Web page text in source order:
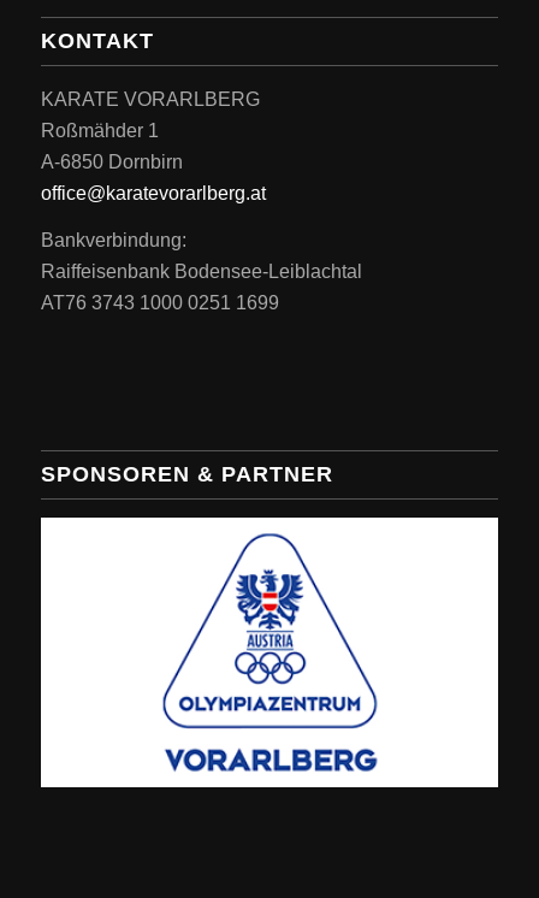
KONTAKT
KARATE VORARLBERG
Roßmähder 1
A-6850 Dornbirn
office@karatevorarlberg.at
Bankverbindung:
Raiffeisenbank Bodensee-Leiblachtal
AT76 3743 1000 0251 1699
SPONSOREN & PARTNER